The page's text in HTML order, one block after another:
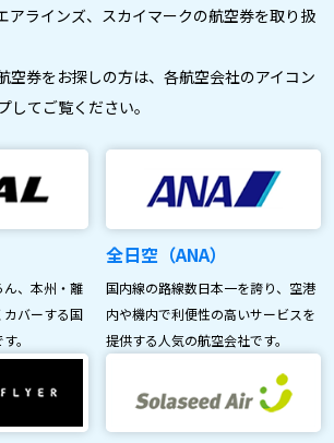
アラインズ、スカイマークの航空券を取り扱
空券をお探しの方は、各航空会社のアイコン
てご覧ください。
ん、本州・離
カバーする国
。
全日空（ANA）
国内線の路線数日本一を誇り、空港
内や機内で利便性の高いサービスを
提供する人気の航空会社です。